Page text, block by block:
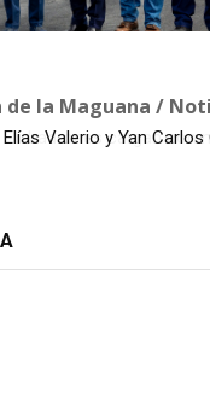
de la Maguana /
Ladrones cargan con